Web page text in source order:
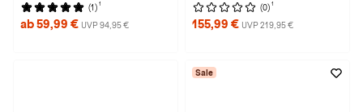
(1) 1
ab 59,99 € UVP 94,95 €
(0) 1
155,99 € UVP 219,95 €
Sale